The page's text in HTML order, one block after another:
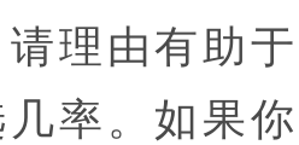
请理由有助于
率。如果你